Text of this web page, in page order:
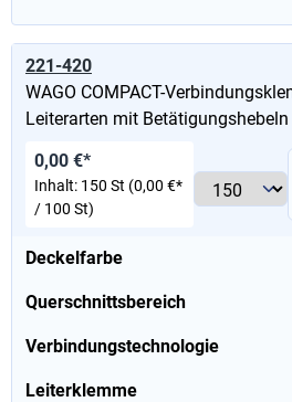
221-420
WAGO COMPACT-
Leiterarten mit Betätigungshebeln
Deckelfarbe
Querschnittsbereich
Verbindungstechnologie
Leiterklemme
0,00 €*
Inhalt: 150 St (0,00 €*
/ 100 St)